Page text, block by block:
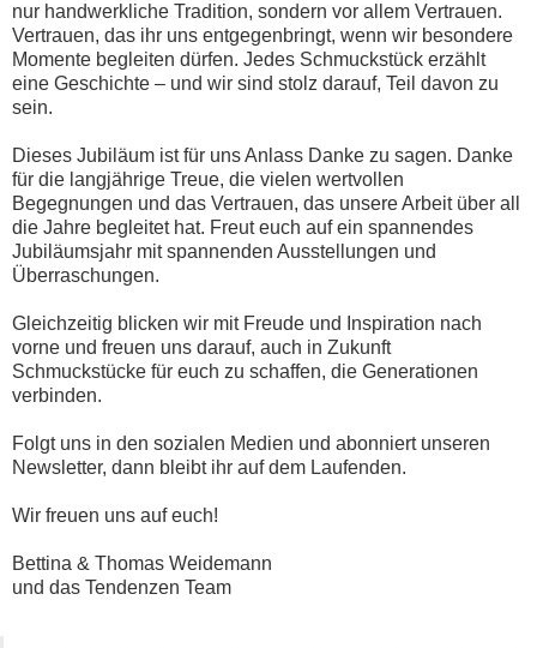
nur handwerkliche Tradition, sondern vor allem Vertrauen.
Vertrauen, das ihr uns entgegenbringt, wenn wir besondere
Momente begleiten dürfen. Jedes Schmuckstück erzählt
eine Geschichte – und wir sind stolz darauf, Teil davon zu
sein.
Dieses Jubiläum ist für uns Anlass Danke zu sagen. Danke
für die langjährige Treue, die vielen wertvollen
Begegnungen und das Vertrauen, das unsere Arbeit über all
die Jahre begleitet hat. Freut euch auf ein spannendes
Jubiläumsjahr mit spannenden Ausstellungen und
Überraschungen.
Gleichzeitig blicken wir mit Freude und Inspiration nach
vorne und freuen uns darauf, auch in Zukunft
Schmuckstücke für euch zu schaffen, die Generationen
verbinden.
Folgt uns in den sozialen Medien und abonniert unseren
Newsletter, dann bleibt ihr auf dem Laufenden.
Wir freuen uns auf euch!
Bettina & Thomas Weidemann
und das Tendenzen Team